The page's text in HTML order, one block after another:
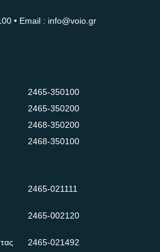
• Email : info@voio.gr
2465-350100
2465-350200
2468-350200
2468-350100
2465-021111
2465-002120
2465-021492